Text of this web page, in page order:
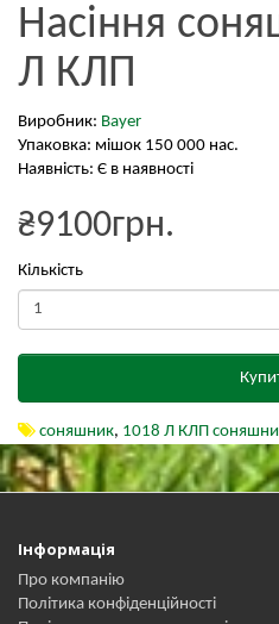
Насіння
Л КЛП
Виробник: Bayer
Упаковка: мішок 150 000 нас.
Наявність: Є в наявності
₴9100грн.
Кількість
соняшник, 1018 Л КЛП
Інформація
Про компанію
Політика конфіденційності